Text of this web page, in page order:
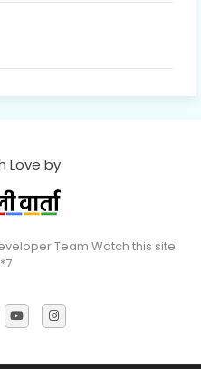
Love by
Team Watch this site